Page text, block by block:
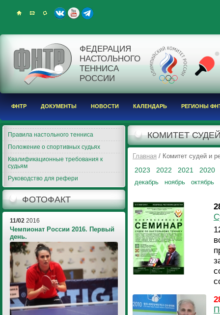
ФЕДЕРАЦИЯ
НАСТОЛЬНОГО
ТЕННИСА
РОССИИ
ФНТР ДОКУМЕНТЫ НОВОСТИ КАЛЕНДАРЬ РЕГИОНЫ
Правила настольного тенниса
Положение о спортивных судьях
Квалификационные требования к
судьям
Руководство для рефери
ФОТОФАКТ
11/02 2016
Чемпионат России 2016. Первый
день.
КОМИТЕТ
Главная / Комитет судей и
2023 2022 2021 2020
декабрь ноябрь октябрь